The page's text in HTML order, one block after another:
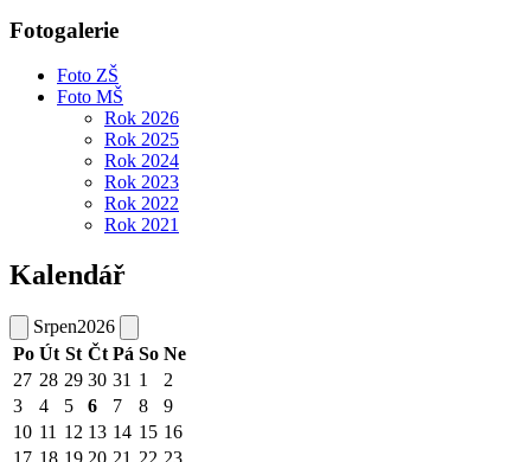
Fotogalerie
Foto ZŠ
Foto MŠ
Rok 2026
Rok 2025
Rok 2024
Rok 2023
Rok 2022
Rok 2021
Kalendář
Srpen2026
Po Út St Čt Pá So Ne
27 28 29 30 31 1
2
3
4 5 6 7 8
9
10 11 12 13 14 15 16